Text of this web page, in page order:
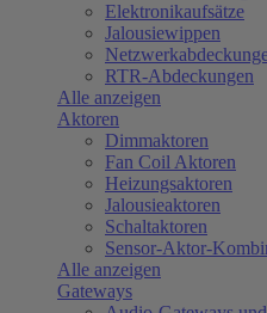
Elektronikaufsätze
Jalousiewippen
RTR-Abdeckungen
Alle anzeigen
Aktoren
Dimmaktoren
Fan Coil Aktoren
Heizungsaktoren
Jalousieaktoren
Schaltaktoren
Sensor-Aktor-
Alle anzeigen
Gateways